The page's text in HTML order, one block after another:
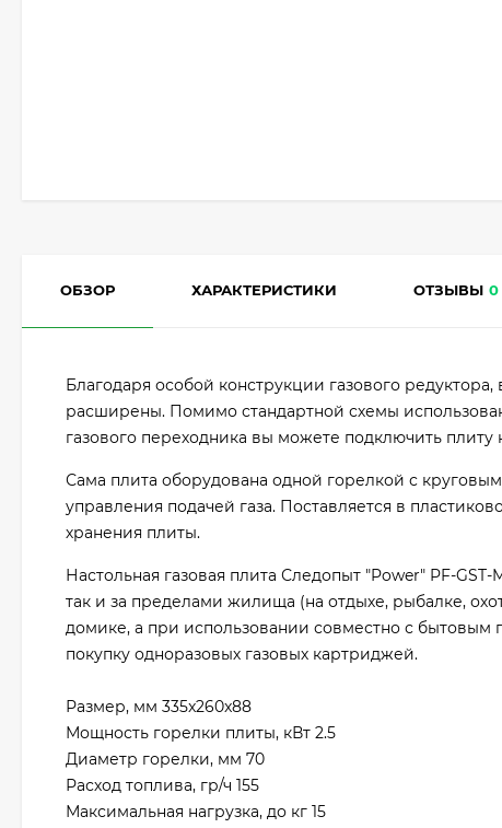
ОБЗОР ХАРАКТЕРИСТИКИ ОТЗЫВЫ 0
Благодаря особой конструкции газового
расширены. Помимо стандартной схемы
газового переходника вы можете подключить плиту
Сама плита оборудована одной горелкой с
управления подачей газа. Поставляется в
хранения плиты.
Настольная газовая плита Следопыт "Power" PF-
так и за пределами жилища (на отдыхе, рыбалке,
домике, а при использовании совместно с бытовым
покупку одноразовых газовых картриджей.
Размер, мм 335x260x88
Мощность горелки плиты, кВт 2.5
Диаметр горелки, мм 70
Расход топлива, гр/ч 155
Максимальная нагрузка, до кг 15